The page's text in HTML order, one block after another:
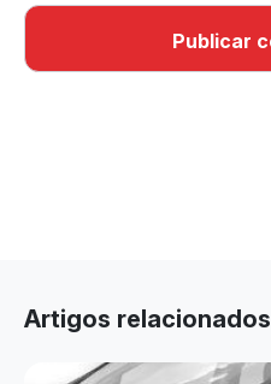
Artigos relacionados